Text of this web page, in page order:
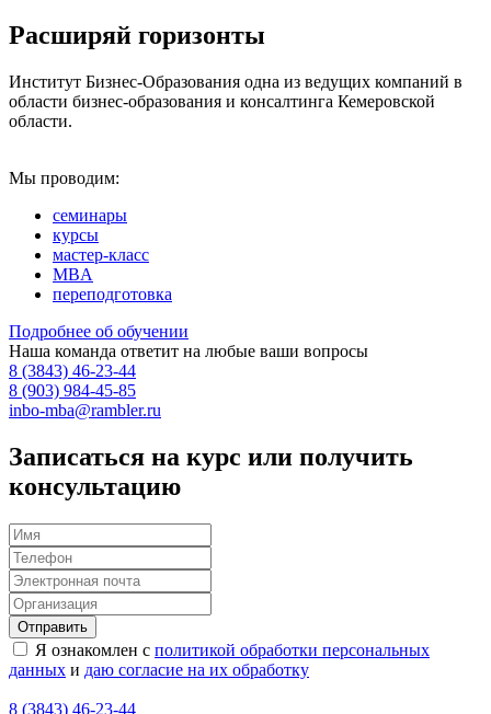
Расширяй горизонты
Институт Бизнес-Образования одна из ведущих компаний в
области бизнес-образования и консалтинга Кемеровской
области.
Мы проводим:
семинары
курсы
мастер-класс
MBA
переподготовка
Подробнее об обучении
Наша команда ответит на любые ваши вопросы
8 (3843) 46-23-44
8 (903) 984-45-85
inbo-mba@rambler.ru
Записаться на курс или получить
консультацию
Я ознакомлен с политикой обработки персональных
данных и даю согласие на их обработку
8 (3843) 46-23-44